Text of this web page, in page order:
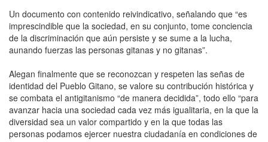
Un documento con contenido reivindicativo, señalando que “es
imprescindible que la sociedad, en su conjunto, tome conciencia
de la discriminación que aún persiste y se sume a la lucha,
aunando fuerzas las personas gitanas y no gitanas”.
Alegan finalmente que se reconozcan y respeten las señas de
identidad del Pueblo Gitano, se valore su contribución histórica y
se combata el antigitanismo “de manera decidida”, todo ello “para
avanzar hacia una sociedad cada vez más igualitaria, en la que la
diversidad sea un valor compartido y en la que todas las
personas podamos ejercer nuestra ciudadanía en condiciones de